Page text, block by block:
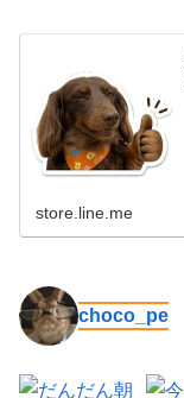
store.line.me
choco_pe